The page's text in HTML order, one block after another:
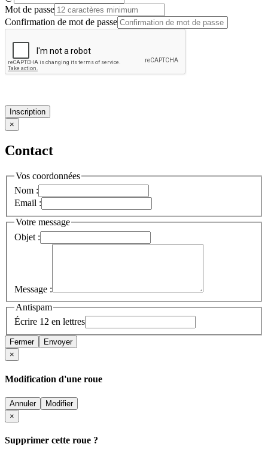
Mot de passe
Confirmation de mot de passe
Inscription
×
Contact
Vos coordonnées
Nom :
Email :
Votre message
Objet :
Message :
Antispam
Écrire 12 en lettres
Fermer
Envoyer
×
Modification d'une roue
Annuler
Modifier
×
Supprimer cette roue ?